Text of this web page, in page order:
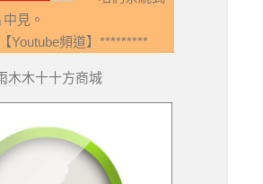
見。
Youtube頻道】*********
木木十十方商城